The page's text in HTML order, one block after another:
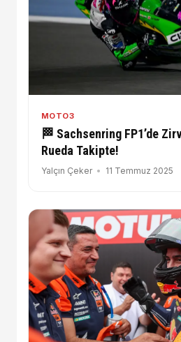
MOTO3
🏁 Sachsenring FP1’de
Rueda Takipte!
Yalçın Çeker 11 Temmuz 2025